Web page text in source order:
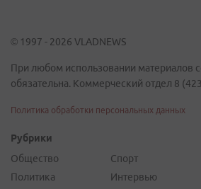
© 1997 - 2026 VLADNEWS
При любом использовании материалов
обязательна. Коммерческий отдел 8
Политика обработки персональных данных
Рубрики
Общество
Политика
Спорт
Интервью